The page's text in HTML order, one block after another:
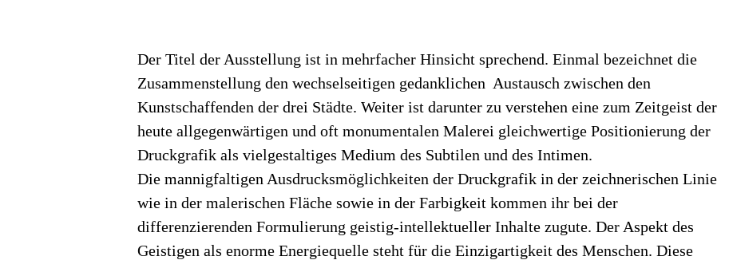
Der Titel der Ausstellung ist in mehrfacher Hinsicht sprechend. Einmal bezeichnet die
Zusammenstellung den wechselseitigen gedanklichen Austausch zwischen den
Kunstschaffenden der drei Städte. Weiter ist darunter zu verstehen eine zum Zeitgeist der
heute allgegenwärtigen und oft monumentalen Malerei gleichwertige Positionierung der
Druckgrafik als vielgestaltiges Medium des Subtilen und des Intimen.
Die mannigfaltigen Ausdrucksmöglichkeiten der Druckgrafik in der zeichnerischen Linie
wie in der malerischen Fläche sowie in der Farbigkeit kommen ihr bei der
differenzierenden Formulierung geistig-intellektueller Inhalte zugute. Der Aspekt des
Geistigen als enorme Energiequelle steht für die Einzigartigkeit des Menschen. Diese